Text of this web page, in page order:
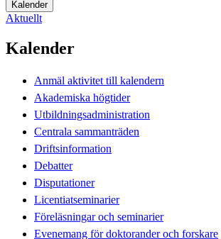
Kalender
Aktuellt
Kalender
Anmäl aktivitet till kalendern
Akademiska högtider
Utbildningsadministration
Centrala sammanträden
Driftsinformation
Debatter
Disputationer
Licentiatseminarier
Föreläsningar och seminarier
Evenemang för doktorander och forskare